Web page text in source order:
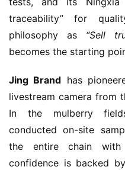
traceability” for
philosophy as “Sell
becomes the starting
Jing Brand has
livestream camera from
In the mulberry
conducted on-site
the entire chain
confidence is backed